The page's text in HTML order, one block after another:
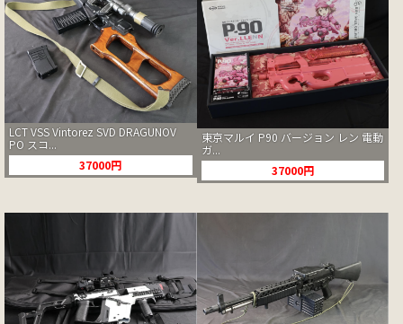
LCT VSS Vintorez SVD DRAGUNOV
PO スコ...
37000円
東京マルイ P90 バージョン レン 電動
ガ...
37000円